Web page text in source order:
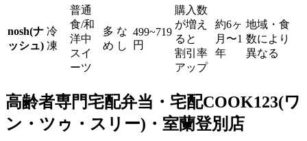
nosh(ナ
ッシュ)
冷
凍
普通
食/和
洋中
スイ
ーツ
多
め
な
し
499~719
円
購入数
が増え
ると
割引率
アップ
約6ヶ
月〜1
年
地域・食
数により
異なる
高齢者専門宅配弁当・宅配COOK123(ワ
ン・ツゥ・スリー)・室蘭登別店